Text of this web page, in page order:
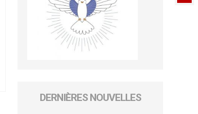
DERNIÈRES NOUVELLES